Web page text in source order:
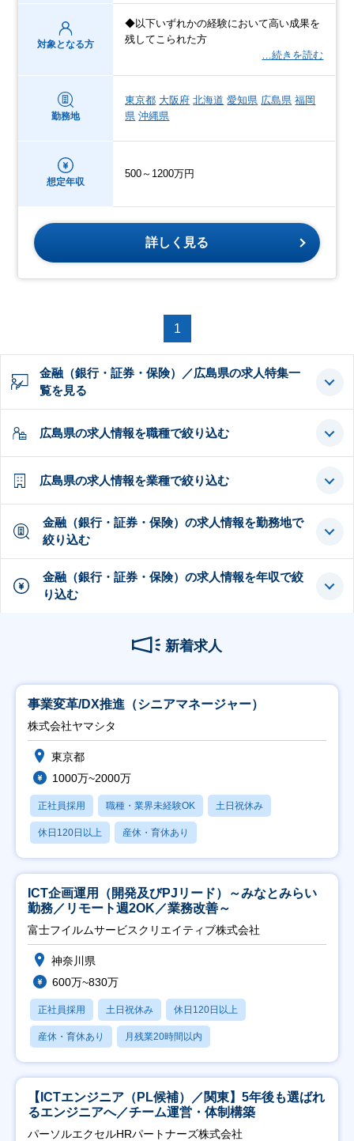
対象となる方
◆以下いずれかの経験において高い成果を
残してこられた方
…続きを読む
勤務地
東京都 大阪府 北海道 愛知県 広島県 福岡
県 沖縄県
想定年収
500～1200万円
詳しく見る
1
金融（銀行・証券・保険）／広島県の求人特集一
覧を見る
広島県の求人情報を職種で絞り込む
広島県の求人情報を業種で絞り込む
金融（銀行・証券・保険）の求人情報を勤務地で
絞り込む
金融（銀行・証券・保険）の求人情報を年収で絞
り込む
新着求人
事業変革/DX推進（シニアマネージャー）
株式会社ヤマシタ
東京都
1000万~2000万
正社員採用 職種・業界未経験OK 土日祝休み
休日120日以上 産休・育休あり
ICT企画運用（開発及びPJリード）～みなとみらい
勤務／リモート週2OK／業務改善～
富士フイルムサービスクリエイティブ株式会社
神奈川県
600万~830万
正社員採用 土日祝休み 休日120日以上
産休・育休あり 月残業20時間以内
【ICTエンジニア（PL候補）／関東】5年後も選ばれ
るエンジニアへ／チーム運営・体制構築
パーソルエクセルHRパートナーズ株式会社